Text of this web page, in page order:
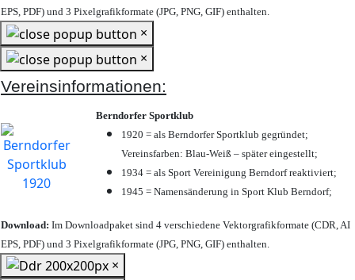
EPS, PDF) und 3 Pixelgrafikformate (JPG, PNG, GIF) enthalten.
×
×
Vereinsinformationen:
Berndorfer Sportklub
1920 = als Berndorfer Sportklub gegründet;
Vereinsfarben: Blau-Weiß – später eingestellt;
1934 = als Sport Vereinigung Berndorf reaktiviert;
1945 = Namensänderung in Sport Klub Berndorf;
Download: Im Downloadpaket sind 4 verschiedene Vektorgrafikformate (CDR, AI
EPS, PDF) und 3 Pixelgrafikformate (JPG, PNG, GIF) enthalten.
×